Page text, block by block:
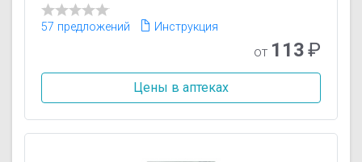
57 предложений Инструкция
от 113₽
Цены в аптеках